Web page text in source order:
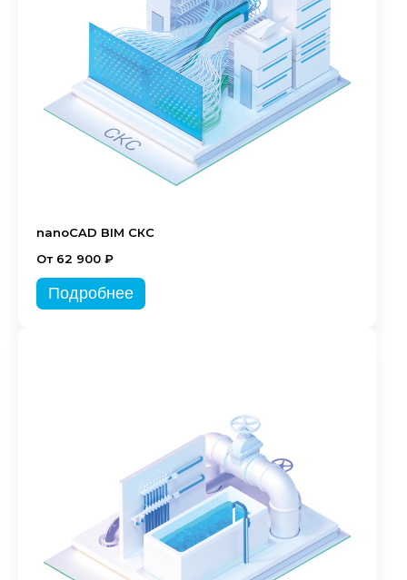
nanoCAD BIM СКС
От 62 900 ₽
Подробнее